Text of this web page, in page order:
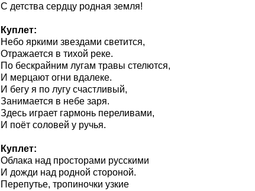
С детства сердцу родная земля!
Куплет:
Небо яркими звездами светится,
Отражается в тихой реке.
По бескрайним лугам травы стелются,
И мерцают огни вдалеке.
И бегу я по лугу счастливый,
Занимается в небе заря.
Здесь играет гармонь переливами,
И поёт соловей у ручья.
Куплет:
Облака над просторами русскими
И дожди над родной стороной.
Перепутье, тропиночки узкие